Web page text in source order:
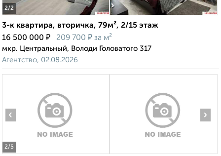
2/2
3-к квартира, вторичка, 79м², 2/15 этаж
16 500 000 ₽ 209 700 ₽ за м²
мкр. Центральный, Володи Головатого 317
Агентство, 02.08.2026
2/5
‹ ›